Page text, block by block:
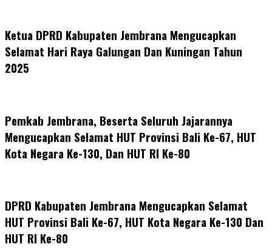
Ketua DPRD Kabupaten Jembrana Mengucapkan
Selamat Hari Raya Galungan Dan Kuningan Tahun
2025
Pemkab Jembrana, Beserta Seluruh Jajarannya
Mengucapkan Selamat HUT Provinsi Bali Ke-67, HUT
Kota Negara Ke-130, Dan HUT RI Ke-80
DPRD Kabupaten Jembrana Mengucapkan Selamat
HUT Provinsi Bali Ke-67, HUT Kota Negara Ke-130 Dan
HUT RI Ke-80